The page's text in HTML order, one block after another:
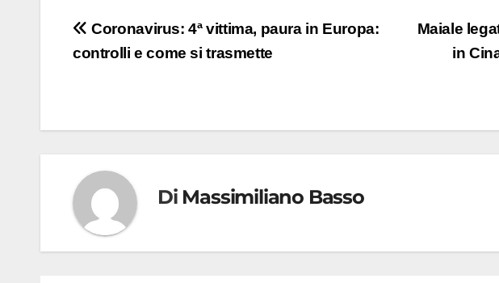
Navigazione
articoli
Maiale
in
Coronavirus: 4ª vittima, paura in Europa:
controlli e come si trasmette
Di Massimiliano Basso